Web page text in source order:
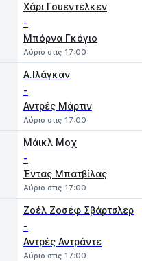
Χάρι Γουεντέλκεν
-
Μπόρνα Γκόγιο
Αύριο στις 17:00
Α.Ιλάγκαν
-
Αντρές Μάρτιν
Αύριο στις 17:00
Mάικλ Μοχ
-
Έντας Μπατβίλας
Αύριο στις 17:00
Ζοέλ Ζοσέφ Σβάρτσλερ
-
Αντρές Αντράντε
Αύριο στις 17:00